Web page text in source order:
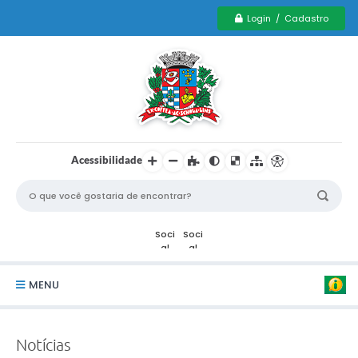
Login / Cadastro
Acessibilidade
MENU
Notícias